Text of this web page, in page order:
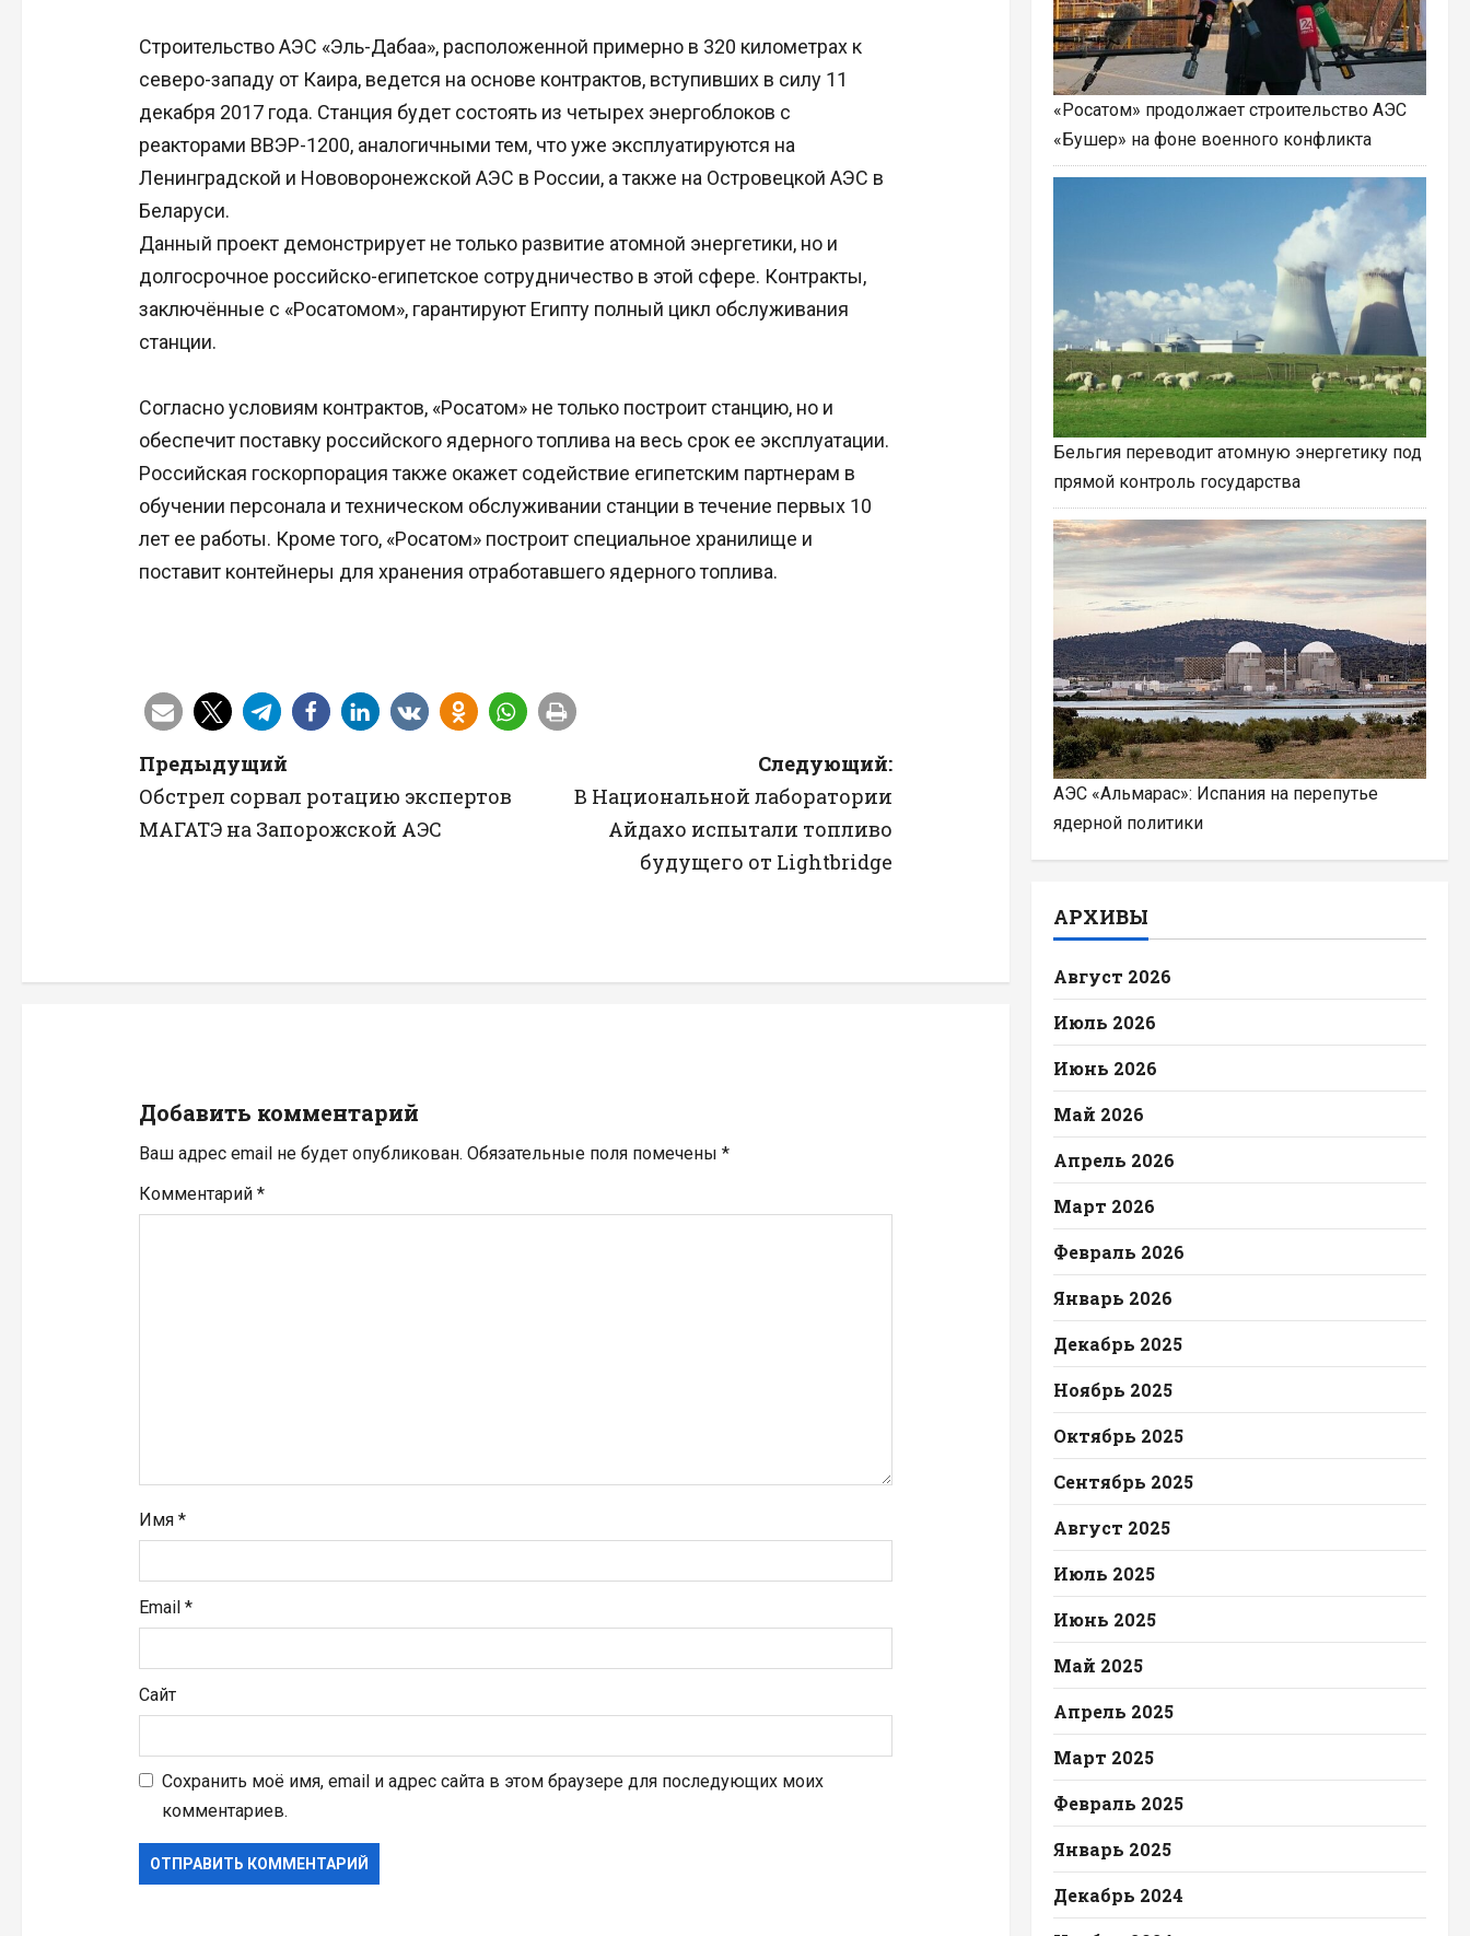
Строительство АЭС «Эль-Дабаа», расположенной примерно в 320 километрах к
северо-западу от Каира, ведется на основе контрактов, вступивших в силу 11
декабря 2017 года. Станция будет состоять из четырех энергоблоков с
реакторами ВВЭР-1200, аналогичными тем, что уже эксплуатируются на
Ленинградской и Нововоронежской АЭС в России, а также на Островецкой АЭС в
Беларуси.
Данный проект демонстрирует не только развитие атомной энергетики, но и
долгосрочное российско-египетское сотрудничество в этой сфере. Контракты,
заключённые с «Росатомом», гарантируют Египту полный цикл обслуживания
станции.
Согласно условиям контрактов, «Росатом» не только построит станцию, но и
обеспечит поставку российского ядерного топлива на весь срок ее эксплуатации.
Российская госкорпорация также окажет содействие египетским партнерам в
обучении персонала и техническом обслуживании станции в течение первых 10
лет ее работы. Кроме того, «Росатом» построит специальное хранилище и
поставит контейнеры для хранения отработавшего ядерного топлива.
Н
а
а
я
п
о
я
м
Предыдущий
Обстрел сорвал ротацию экспертов
МАГАТЭ на Запорожской АЭС
Следующий:
В Национальной лаборатории
Айдахо испытали топливо
будущего от Lightbridge
Добавить комментарий
Ваш адрес email не будет опубликован. Обязательные поля помечены *
Комментарий *
Имя *
Email *
Сайт
Сохранить моё имя, email и адрес сайта в этом браузере для последующих моих
комментариев.
«Росатом» продолжает строительство АЭС
«Бушер» на фоне военного конфликта
Бельгия переводит атомную энергетику под
прямой контроль государства
АЭС «Альмарас»: Испания на перепутье
ядерной политики
АРХИВЫ
Август 2026
Июль 2026
Июнь 2026
Май 2026
Апрель 2026
Март 2026
Февраль 2026
Январь 2026
Декабрь 2025
Ноябрь 2025
Октябрь 2025
Сентябрь 2025
Август 2025
Июль 2025
Июнь 2025
Май 2025
Апрель 2025
Март 2025
Февраль 2025
Январь 2025
Декабрь 2024